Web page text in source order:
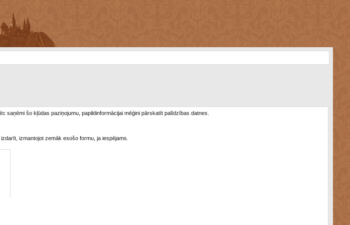
saņēmi šo kļūdas paziņojumu, papildinformācijai mēģini pārskatīt palīdzības datnes.
izmantojot zemāk esošo formu, ja iespējams.